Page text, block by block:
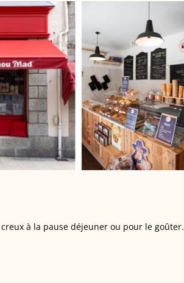
à la pause déjeuner ou pour le goûter.